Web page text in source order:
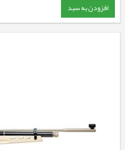
افزودن به سبد